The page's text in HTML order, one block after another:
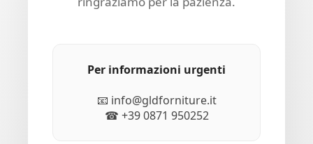
Per informazioni urgenti
📧 info@gldforniture.it
☎ +39 0871 950252